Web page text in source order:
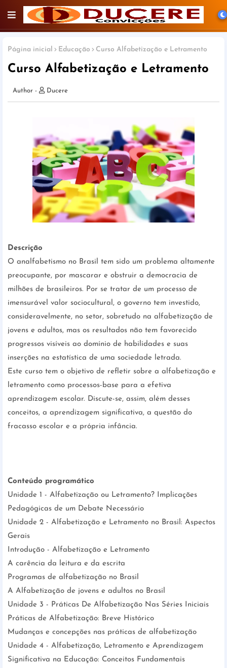
Página inicial Educação Curso Alfabetização e Letramento
Curso Alfabetização e Letramento
Ducere
Descrição
O analfabetismo no Brasil tem sido um problema altamente
preocupante, por mascarar e obstruir a democracia de
milhões de brasileiros. Por se tratar de um processo de
imensurável valor sociocultural, o governo tem investido,
consideravelmente, no setor, sobretudo na alfabetização de
jovens e adultos, mas os resultados não tem favorecido
progressos visíveis ao domínio de habilidades e suas
inserções na estatística de uma sociedade letrada.
Este curso tem o objetivo de refletir sobre a alfabetização e
letramento como processos-base para a efetiva
aprendizagem escolar. Discute-se, assim, além desses
conceitos, a aprendizagem significativa, a questão do
fracasso escolar e a própria infância.
Conteúdo programático
Unidade 1 - Alfabetização ou Letramento? Implicações
Pedagógicas de um Debate Necessário
Unidade 2 - Alfabetização e Letramento no Brasil: Aspectos
Gerais
Introdução - Alfabetização e Letramento
A carência da leitura e da escrita
Programas de alfabetização no Brasil
A Alfabetização de jovens e adultos no Brasil
Unidade 3 - Práticas De Alfabetização Nas Séries Iniciais
Práticas de Alfabetização: Breve Histórico
Mudanças e concepções nas práticas de alfabetização
Unidade 4 - Alfabetização, Letramento e Aprendizagem
Significativa na Educação: Conceitos Fundamentais